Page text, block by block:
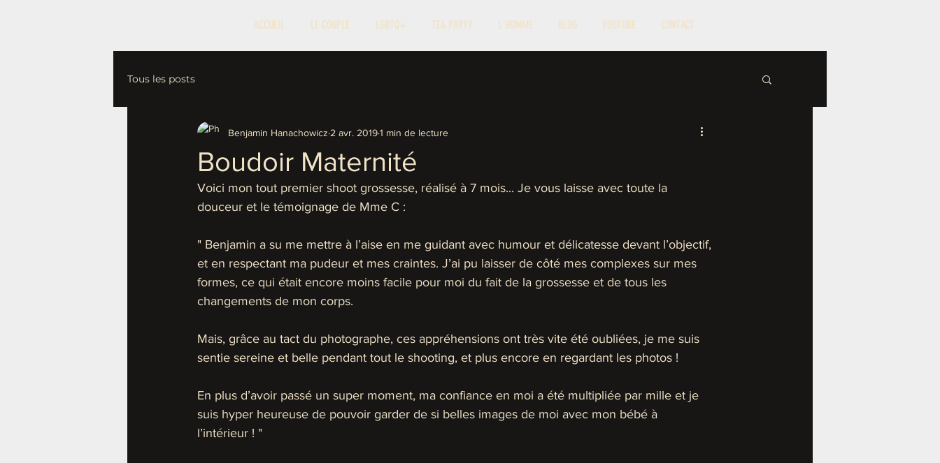
ACCUEIL LE COUPLE LGBTQ+ TEA PARTY L'HOMME BLOG YOUTUBE CONTACT
Tous les posts
Boudoir Maternité
Benjamin Hanachowicz 2 avr. 20191 min de lecture
Voici mon tout premier shoot grossesse, réalisé à 7 mois... Je vous laisse avec toute la
douceur et le témoignage de Mme C :
" Benjamin a su me mettre à l’aise en me guidant avec humour et délicatesse devant l’objectif,
et en respectant ma pudeur et mes craintes. J’ai pu laisser de côté mes complexes sur mes
formes, ce qui était encore moins facile pour moi du fait de la grossesse et de tous les
changements de mon corps.
Mais, grâce au tact du photographe, ces appréhensions ont très vite été oubliées, je me suis
sentie sereine et belle pendant tout le shooting, et plus encore en regardant les photos !
En plus d’avoir passé un super moment, ma confiance en moi a été multipliée par mille et je
suis hyper heureuse de pouvoir garder de si belles images de moi avec mon bébé à
l’intérieur ! "